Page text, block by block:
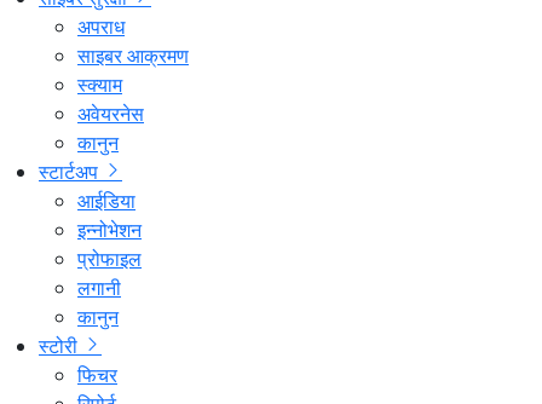
अपराध
साइबर आक्रमण
स्क्याम
अवेयरनेस
कानुन
स्टार्टअप
आईडिया
इन्नोभेशन
प्रोफाइल
लगानी
कानुन
स्टोरी
फिचर